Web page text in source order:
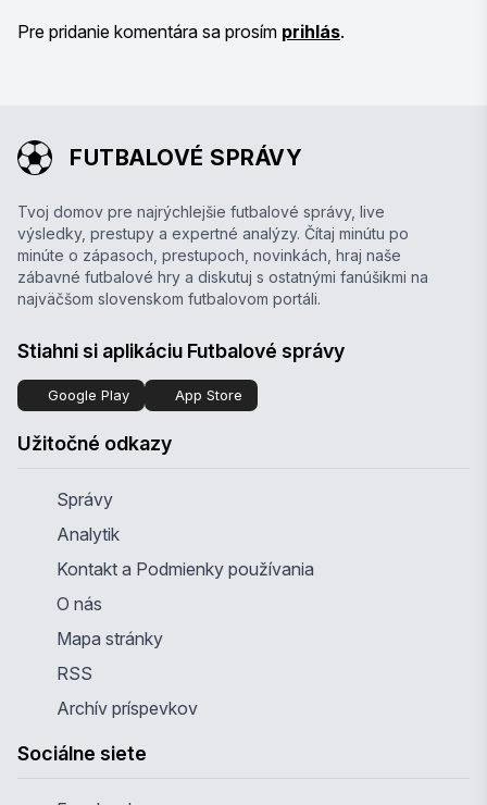
Pre pridanie komentára sa prosím prihlás.
FUTBALOVÉ SPRÁVY
Tvoj domov pre najrýchlejšie futbalové správy, live
výsledky, prestupy a expertné analýzy. Čítaj minútu po
minúte o zápasoch, prestupoch, novinkách, hraj naše
zábavné futbalové hry a diskutuj s ostatnými fanúšikmi na
najväčšom slovenskom futbalovom portáli.
Stiahni si aplikáciu Futbalové správy
Google Play App Store
Užitočné odkazy
Správy
Analytik
Kontakt a Podmienky používania
O nás
Mapa stránky
RSS
Archív príspevkov
Sociálne siete